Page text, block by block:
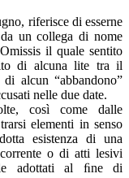
riferisce di esserne
un collega di nome
il quale sentito
di alcuna lite tra il
alcun “abbandono”
nelle due date.
così come dalle
elementi in senso
esistenza di una
o di atti lesivi
adottati al ﬁne di